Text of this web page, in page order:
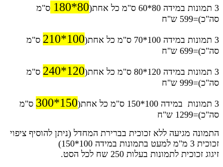
3 תמונות במידה 80*60 ס"מ כל אחת( 80*180
ס"מ
סה"כ)=599 ש"ח
3 תמונות במידה 100*70 ס"מ כל אחת( 100*210
ס"מ
סה"כ)=699 ש"ח
3 תמונות במידה 120*80 ס"מ כל אחת( 120*240
ס"מ
סה"כ)=999 ש"ח
3 תמונות במידה 100*150 ס"מ כל אחת( 150*300
ס"מ
סה"כ)=1299 ש"ח
התמונה מגיעה ללא זכוכית בברירת המחדל (ניתן להוסיף ציפוי
זכוכית 3 מ"מ למעט בתמונות במידה 100*150)
זיגוג זכוכית לתמונות בעלות 250 שח לכל הסט.